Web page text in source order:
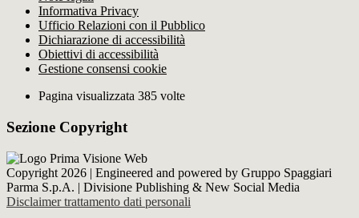
Informativa Privacy
Ufficio Relazioni con il Pubblico
Dichiarazione di accessibilità
Obiettivi di accessibilità
Gestione consensi cookie
Pagina visualizzata 385 volte
Sezione Copyright
Copyright 2026 | Engineered and powered by Gruppo Spaggiari
Parma S.p.A. | Divisione Publishing & New Social Media
Disclaimer trattamento dati personali